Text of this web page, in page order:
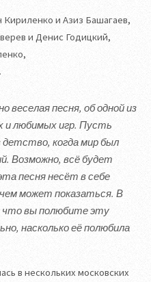
и Азиз Башагаев,
и Денис Годицкий,
веселая песня, об одной из
и любимых игр. Пусть
когда мир был
Возможно, всё будет
песня несёт в себе
может показаться. В
что вы полюбите эту
насколько её полюбила
в нескольких московских